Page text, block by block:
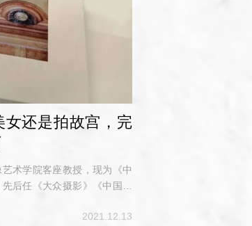
还是拍故宫，完
术学院客座教授，现为《中
后任《大众摄影》《中国摄
《走进故宫》《中国长城之
2021.12.13